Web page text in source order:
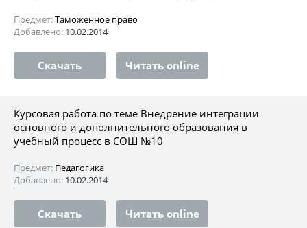
Предмет:Таможенное право
Добавлено: 10.02.2014
Скачать Читать online
Курсовая работа по теме Внедрение интеграции
основного и дополнительного образования в
учебный процесс в СОШ №10
Предмет: Педагогика
Добавлено: 10.02.2014
Скачать Читать online